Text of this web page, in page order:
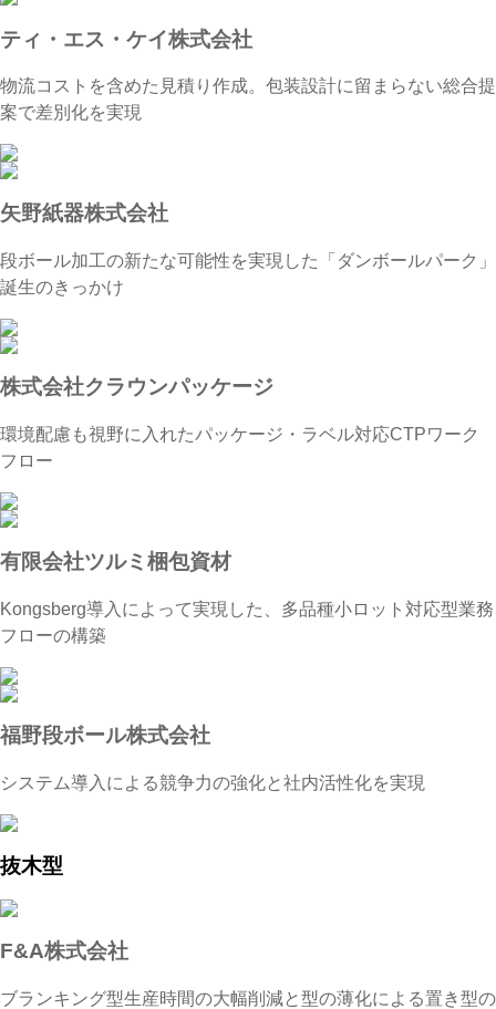
ティ・エス・ケイ株式会社
物流コストを含めた見積り作成。包装設計に留まらない総合提
案で差別化を実現
矢野紙器株式会社
段ボール加工の新たな可能性を実現した「ダンボールパーク」
誕生のきっかけ
株式会社クラウンパッケージ
環境配慮も視野に入れたパッケージ・ラベル対応CTPワーク
フロー
有限会社ツルミ梱包資材
Kongsberg導入によって実現した、多品種小ロット対応型業務
フローの構築
福野段ボール株式会社
システム導入による競争力の強化と社内活性化を実現
抜木型
F&A株式会社
ブランキング型生産時間の大幅削減と型の薄化による置き型の